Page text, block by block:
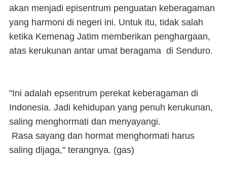
akan menjadi episentrum penguatan keberagaman
yang harmoni di negeri ini. Untuk itu, tidak salah
ketika Kemenag Jatim memberikan penghargaan,
atas kerukunan antar umat beragama di Senduro.
"Ini adalah epsentrum perekat keberagaman di
Indonesia. Jadi kehidupan yang penuh kerukunan,
saling menghormati dan menyayangi.
Rasa sayang dan hormat menghormati harus
saling dijaga," terangnya. (gas)